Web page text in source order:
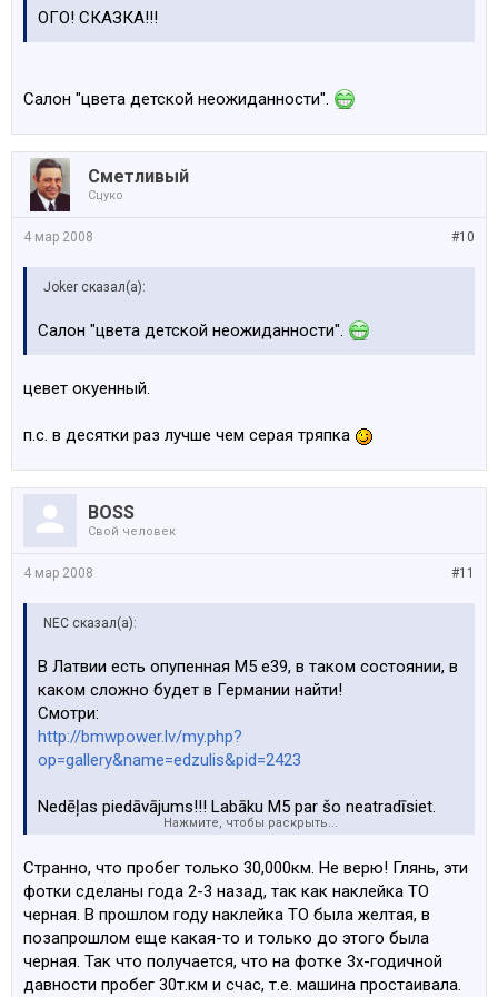
ОГО! СКАЗКА!!!
Салон "цвета детской неожиданности".
Сметливый
Сцуко
#10
4 мар 2008
Joker сказал(а):
Салон "цвета детской неожиданности".
цевет окуенный.
п.с. в десятки раз лучше чем серая тряпка
BOSS
Свой человек
#11
4 мар 2008
NEC сказал(а):
В Латвии есть опупенная М5 е39, в таком состоянии, в
каком сложно будет в Германии найти!
Смотри:
http://bmwpower.lv/my.php?
op=gallery&name=edzulis&pid=2423
Nedēļas piedāvājums!!! Labāku M5 par šo neatradīsiet.
Auto ir kā jauns, kāp un brauc. Tikai 24.999 eur tikai
2002/06, full options.
Нажмите, чтобы раскрыть...
Странно, что пробег только 30,000км. Не верю! Глянь, эти
фотки сделаны года 2-3 назад, так как наклейка ТО
черная. В прошлом году наклейка ТО была желтая, в
позапрошлом еще какая-то и только до этого была
черная. Так что получается, что на фотке 3х-годичной
давности пробег 30т.км и счас, т.е. машина простаивала.